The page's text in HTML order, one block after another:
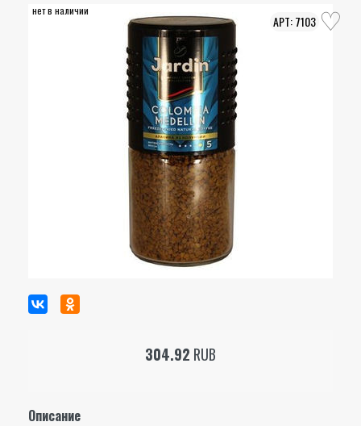
нет в наличии
7103
304.92 RUB
Описание